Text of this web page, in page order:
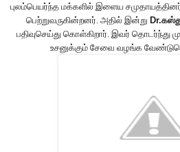
புலம்பெயர்ந்த மக்களில் இளைய
பெற்றுவருகின்றனர். அதில் இன்று Dr.
பதிவுசெய்து கொள்கிறார். இவர் தொடர்ந்து
உசனுக்கும் சேவை வழங்க